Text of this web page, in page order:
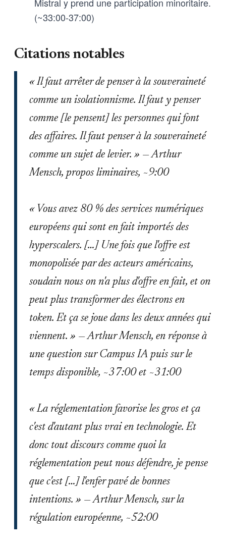
(~33:00-37:00)
Citations notables
« Il faut arrêter de penser à la souveraineté
comme un isolationnisme. Il faut y penser
comme [le pensent] les personnes qui font
des affaires. Il faut penser à la souveraineté
comme un sujet de levier. » — Arthur
Mensch, propos liminaires, ~9:00
« Vous avez 80 % des services numériques
européens qui sont en fait importés des
hyperscalers. […] Une fois que l'offre est
monopolisée par des acteurs américains,
soudain nous on n'a plus d'offre en fait, et on
peut plus transformer des électrons en
token. Et ça se joue dans les deux années qui
viennent. » — Arthur Mensch, en réponse à
une question sur Campus IA puis sur le
temps disponible, ~37:00 et ~31:00
« La réglementation favorise les gros et ça
c'est d'autant plus vrai en technologie. Et
donc tout discours comme quoi la
réglementation peut nous défendre, je pense
que c'est […] l'enfer pavé de bonnes
intentions. » — Arthur Mensch, sur la
régulation européenne, ~52:00